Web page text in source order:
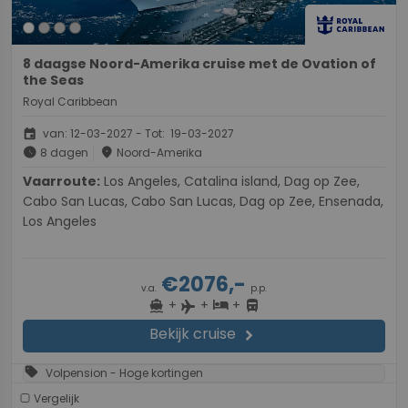
8 daagse Noord-Amerika cruise met de Ovation of
the Seas
Royal Caribbean
event van: 12-03-2027 - Tot: 19-03-2027
schedule 8 dagen place Noord-Amerika
Vaarroute:
Cabo San Lucas, Cabo San Lucas, Dag op Zee, Ensenada,
Los Angeles
v.a. €2076,- p.p.
directions_boat + flight + hotel+ directions_bus
Bekijk cruise chevron_right
sell Volpension - Hoge kortingen
Vergelijk